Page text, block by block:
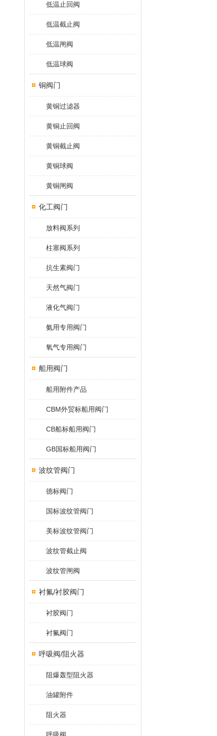
低温止回阀
低温截止阀
低温闸阀
低温球阀
铜阀门
黄铜过滤器
黄铜止回阀
黄铜截止阀
黄铜球阀
黄铜闸阀
化工阀门
放料阀系列
柱塞阀系列
抗生素阀门
天然气阀门
液化气阀门
氨用专用阀门
氧气专用阀门
船用阀门
船用附件产品
CBM外贸标船用阀门
CB船标船用阀门
GB国标船用阀门
波纹管阀门
德标阀门
国标波纹管阀门
美标波纹管阀门
波纹管截止阀
波纹管闸阀
衬氟/衬胶阀门
衬胶阀门
衬氟阀门
呼吸阀/阻火器
阻爆轰型阻火器
油罐附件
阻火器